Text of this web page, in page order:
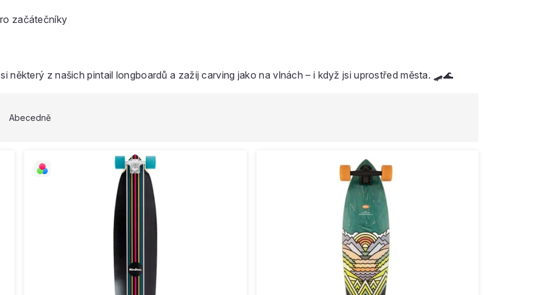
začátečníky
některý z našich pintail longboardů a zažij carving jako na vlnách – i když jsi uprostřed města. 🛹🌊
Abecedně